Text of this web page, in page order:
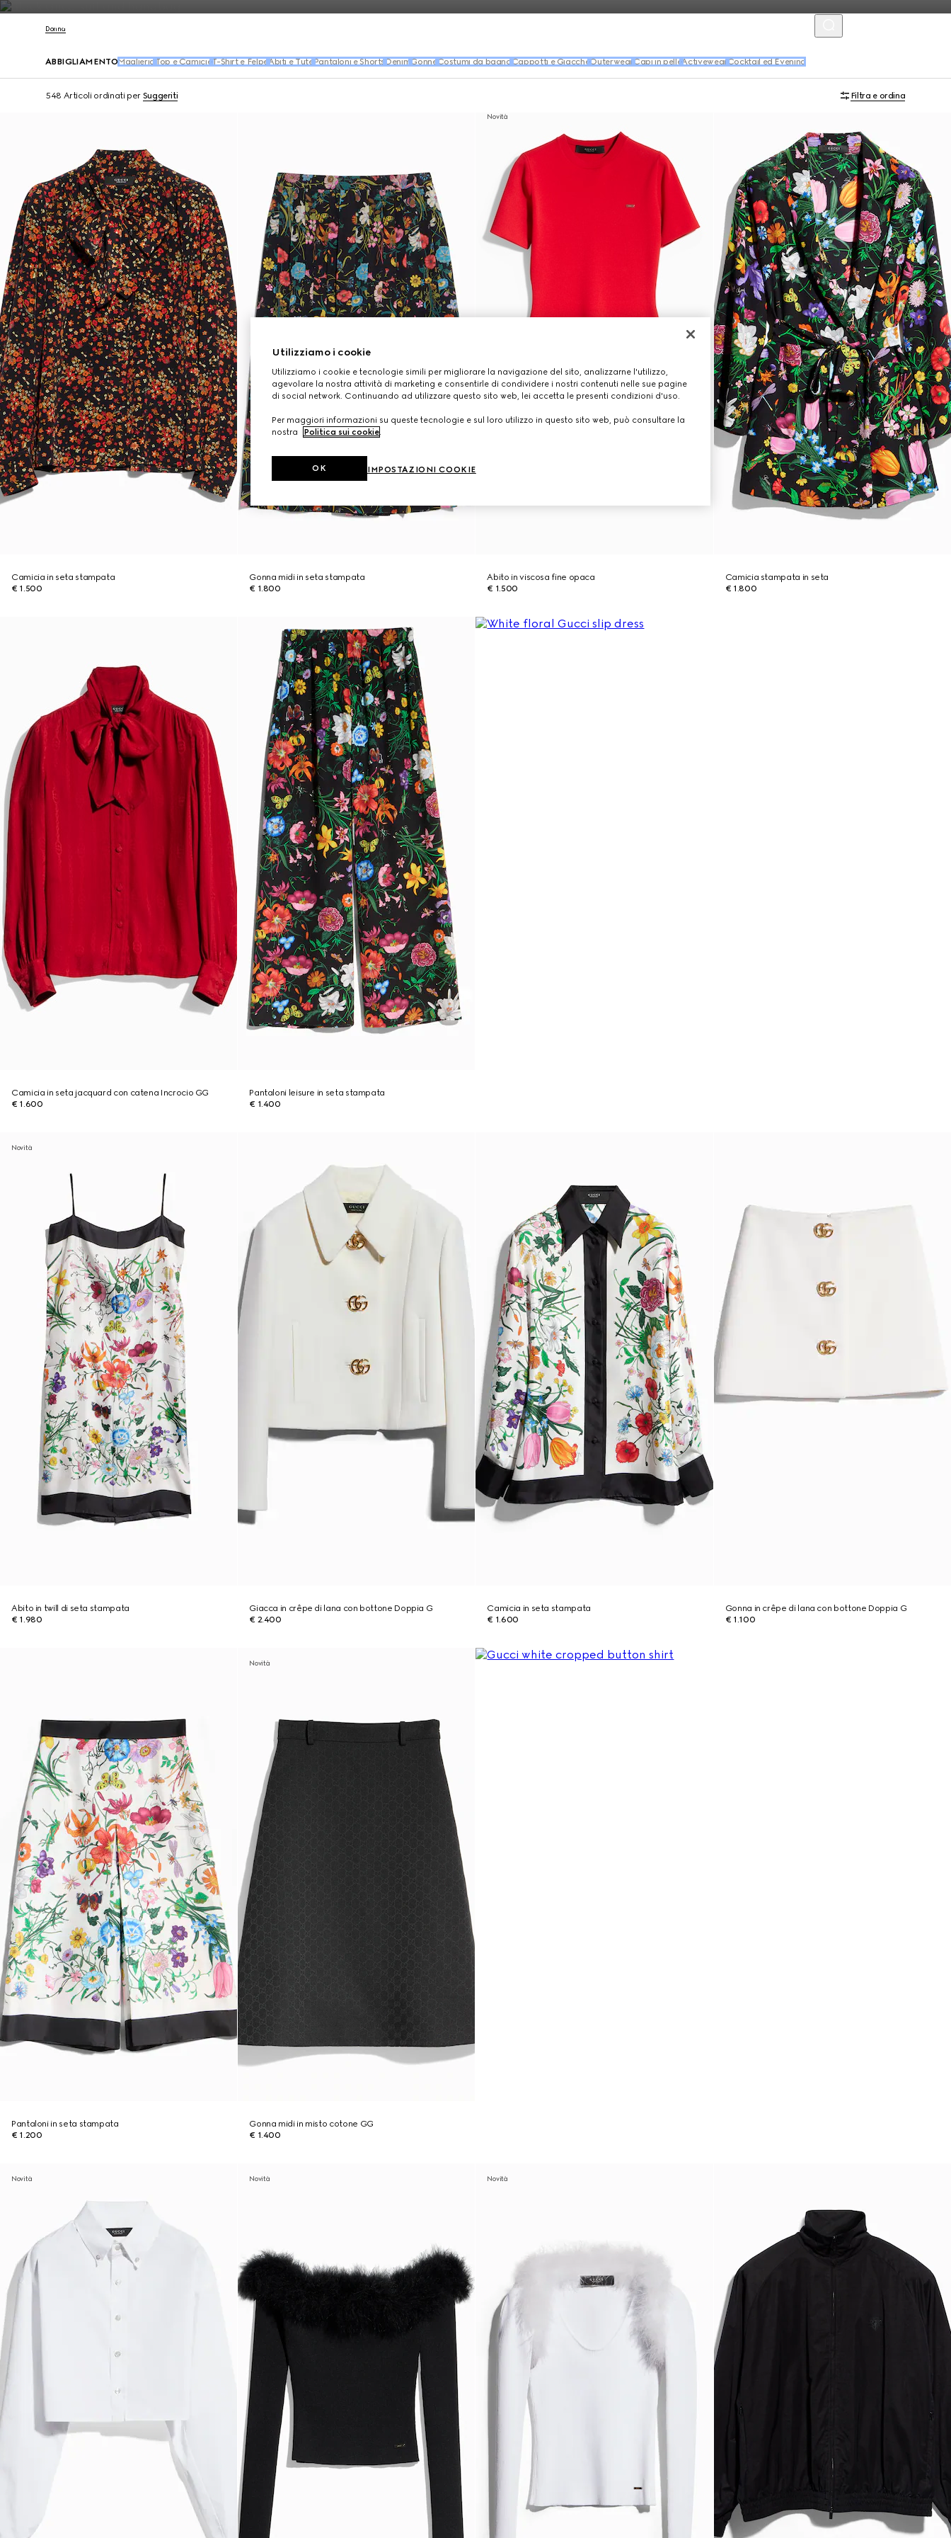
Contattaci
Donna
ABBIGLIAMENTO Maglieria Top e CamicieT-Shirt e Felpe Abiti e Tute Pantaloni e Shorts Denim Gonne Costumi da bagno Cappotti e GiaccheOuterwear Capi in pelleActivewear Cocktail ed Evening
548 Articoli ordinati per Suggeriti Filtra e ordina
Camicia in seta stampata
€ 1.500
Gonna midi in seta stampata
€ 1.800
Novità
Abito in viscosa fine opaca
€ 1.500
Camicia stampata in seta
€ 1.800
Camicia in seta jacquard con catena Incrocio GG
€ 1.600
Pantaloni leisure in seta stampata
€ 1.400
Novità
Abito in twill di seta stampata
€ 1.980
Giacca in crêpe di lana con bottone Doppia G
€ 2.400
Camicia in seta stampata
€ 1.600
Gonna in crêpe di lana con bottone Doppia G
€ 1.100
Pantaloni in seta stampata
€ 1.200
Novità
Gonna midi in misto cotone GG
€ 1.400
Novità Novità Novità
Utilizziamo i cookie
Utilizziamo i cookie e tecnologie simili per migliorare la navigazione del sito, analizzarne l'utilizzo,
agevolare la nostra attività di marketing e consentirle di condividere i nostri contenuti nelle sue pagine
di social network. Continuando ad utilizzare questo sito web, lei accetta le presenti condizioni d'uso.
Per maggiori informazioni su queste tecnologie e sul loro utilizzo in questo sito web, può consultare la
nostra
Politica sui cookie.
IMPOSTAZIONI COOKIE
OK